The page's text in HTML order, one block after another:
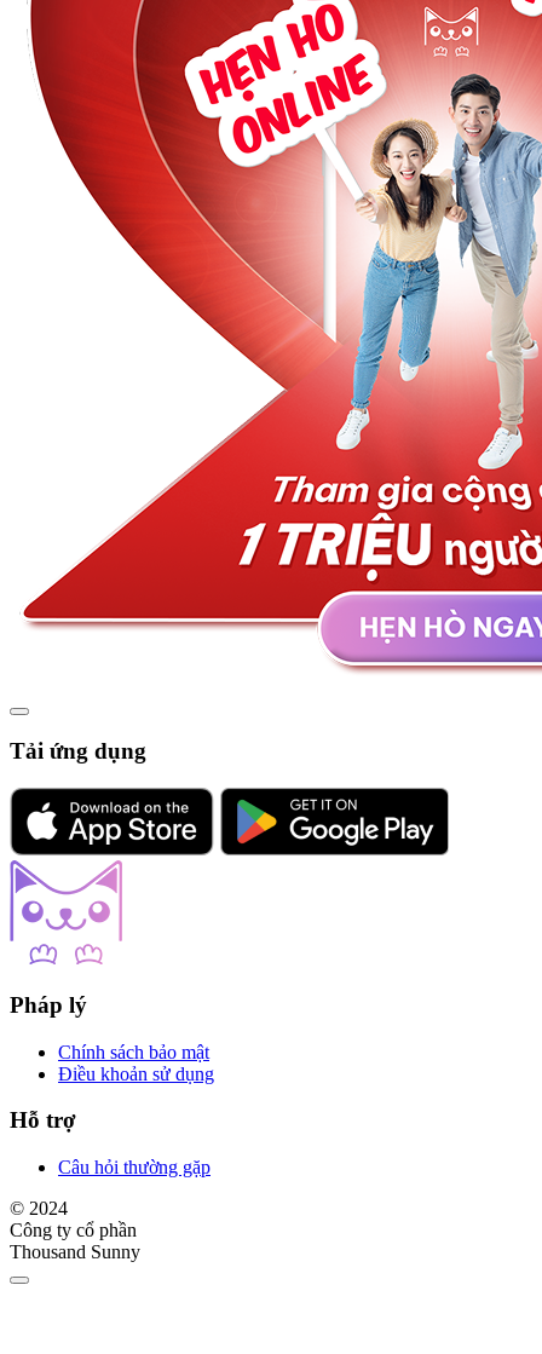
Tải ứng dụng
Pháp lý
Chính sách bảo mật
Điều khoản sử dụng
Hỗ trợ
Câu hỏi thường gặp
© 2024
Công ty cổ phần
Thousand Sunny